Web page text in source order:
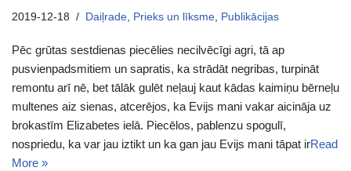
2019-12-18 Daiļrade, Prieks un līksme, Publikācijas
Pēc grūtas sestdienas piecēlies necilvēcīgi agri, tā ap
pusvienpadsmitiem un sapratis, ka strādāt negribas, turpināt
remontu arī nē, bet tālāk gulēt neļauj kaut kādas kaimiņu bērneļu
multenes aiz sienas, atcerējos, ka Evijs mani vakar aicināja uz
brokastīm Elizabetes ielā. Piecēlos, pablenzu spogulī,
nospriedu, ka var jau iztikt un ka gan jau Evijs mani tāpat irRead
More »